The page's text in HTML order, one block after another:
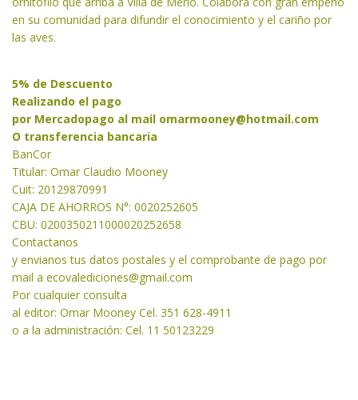
en su comunidad para difundir el conocimiento y el cariño por
las aves.
5% de Descuento
Realizando el pago
por Mercadopago al mail omarmooney@hotmail.com
O transferencia bancaria
BanCor
Titular: Omar Claudio Mooney
Cuit: 20129870991
CAJA DE AHORROS N°: 0020252605
CBU: 0200350211000020252658
Contactanos
y envianos tus datos postales y el comprobante de pago por
mail a ecovalediciones@gmail.com
Por cualquier consulta
al editor: Omar Mooney Cel. 351 628-4911
o a la administración: Cel. 11 50123229